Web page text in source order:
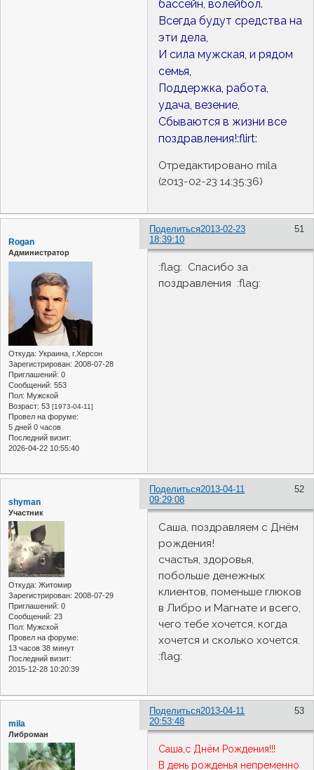
бассейн, волейбол.
Всегда будут средства на
эти дела,
И сила мужская, и рядом
семья,
Поддержка, работа,
удача, везение,
Сбываются в жизни все
поздравления!:flirt:
Отредактировано mila
(2013-02-23 14:35:36)
Поделиться 51
2013-02-23
18:39:10
Rogan
Администратор
Откуда: Украина, г.Херсон
Зарегистрирован: 2008-07-28
Приглашений: 0
Сообщений: 553
Пол: Мужской
Возраст: 53 [1973-04-11]
Провел на форуме:
5 дней 0 часов
Последний визит:
2026-04-22 10:55:40
:flag: Спасибо за
поздравления :flag:
Поделиться 52
2013-04-11
09:29:08
shyman
Участник
Откуда: Житомир
Зарегистрирован: 2008-07-29
Приглашений: 0
Сообщений: 23
Пол: Мужской
Провел на форуме:
13 часов 38 минут
Последний визит:
2015-12-28 10:20:39
Саша, поздравляем с Днём
рождения!
счастья, здоровья,
побольше денежных
клиентов, поменьше глюков
в Либро и Магнате и всего,
чего тебе хочется, когда
хочется и сколько хочется.
:flag:
Поделиться 53
2013-04-11
20:53:48
mila
Либроман
Саша,с Днём Рождения!!!
В день рожденья непременно